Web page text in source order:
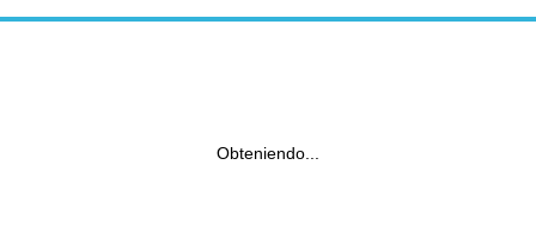
Obteniendo...